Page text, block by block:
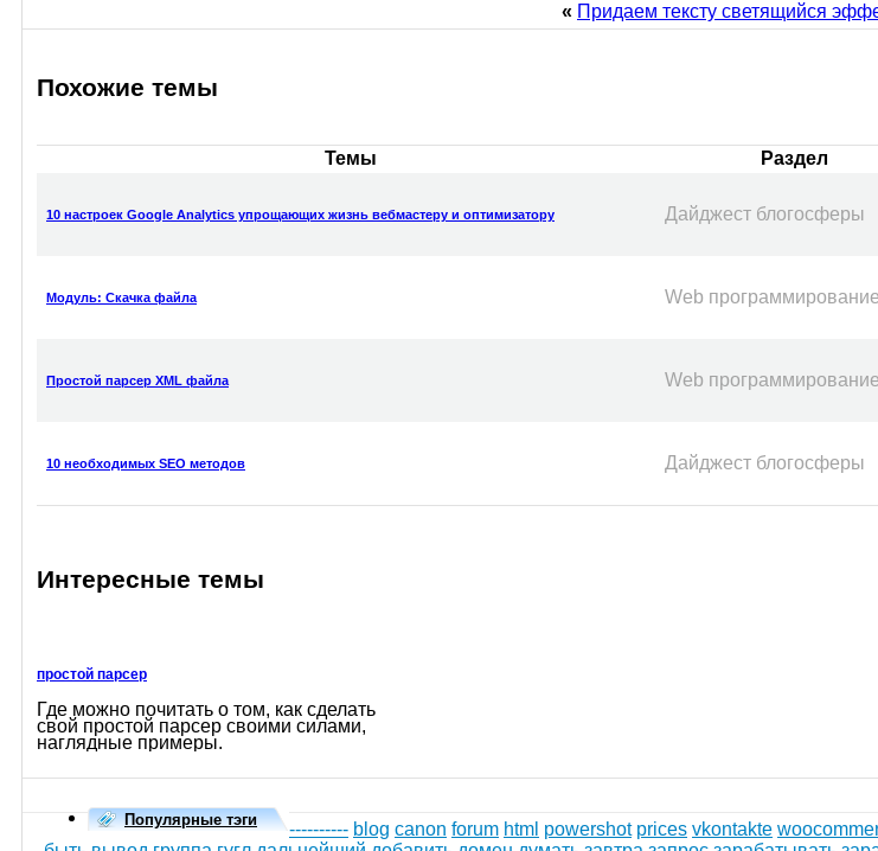
« Придаем тексту светящийся
Похожие темы
Темы Раздел
10 настроек Google Analytics упрощающих жизнь вебмастеру и оптимизатору Дайджест блогосферы
Модуль: Скачка файла Web программирование
Простой парсер XML файла Web программирование
10 необходимых SEO методов Дайджест блогосферы
Интересные темы
простой парсер
Где можно почитать о том, как сделать
свой простой парсер своими силами,
наглядные примеры.
Популярные тэги ---------- blog canon forum html powershot prices vkontakte